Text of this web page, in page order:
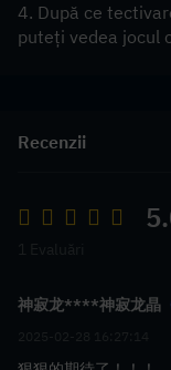
4. După ce
puteți vedea jocul
Recenzii
神寂龙****神寂龙晶